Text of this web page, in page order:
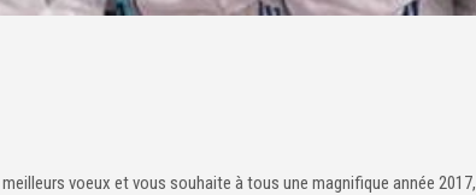
voeux et vous souhaite à tous une magnifique année 2017,